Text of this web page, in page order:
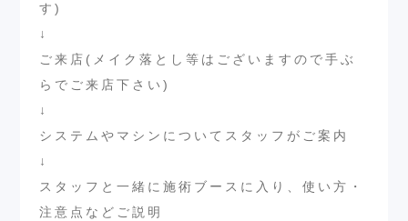
す)
↓
ご来店(メイク落とし等はございますので手ぶ
らでご来店下さい)
↓
システムやマシンについてスタッフがご案内
↓
スタッフと一緒に施術ブースに入り、使い方・
注意点などご説明